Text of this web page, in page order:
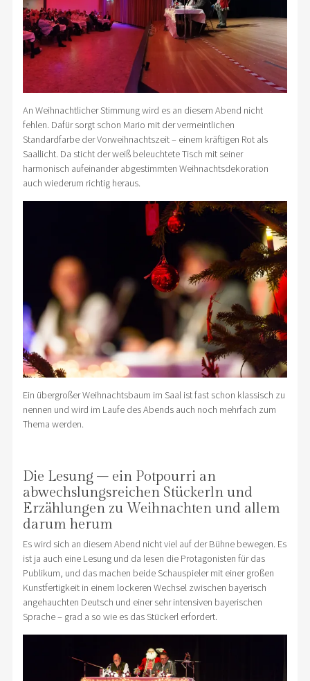
An Weihnachtlicher Stimmung wird es an diesem Abend nicht
fehlen. Dafür sorgt schon Mario mit der vermeintlichen
Standardfarbe der Vorweihnachtszeit – einem kräftigen Rot als
Saallicht. Da sticht der weiß beleuchtete Tisch mit seiner
harmonisch aufeinander abgestimmten Weihnachtsdekoration
auch wiederum richtig heraus.
Ein übergroßer Weihnachtsbaum im Saal ist fast schon klassisch zu
nennen und wird im Laufe des Abends auch noch mehrfach zum
Thema werden.
Die Lesung – ein Potpourri an
abwechslungsreichen Stückerln und
Erzählungen zu Weihnachten und allem
darum herum
Es wird sich an diesem Abend nicht viel auf der Bühne bewegen. Es
ist ja auch eine Lesung und da lesen die Protagonisten für das
Publikum, und das machen beide Schauspieler mit einer großen
Kunstfertigkeit in einem lockeren Wechsel zwischen bayerisch
angehauchten Deutsch und einer sehr intensiven bayerischen
Sprache – grad a so wie es das Stückerl erfordert.